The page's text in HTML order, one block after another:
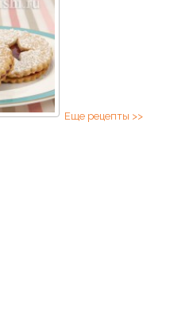
Еще рецепты >>